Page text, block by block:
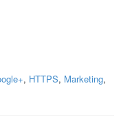
, HTTPS, Marketing,